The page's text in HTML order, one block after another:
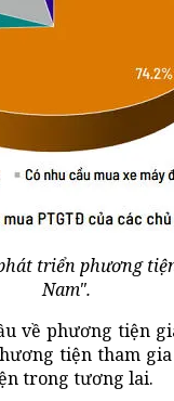
triển phương
Nam".
về phương tiện
tiện tham
trong tương lai.